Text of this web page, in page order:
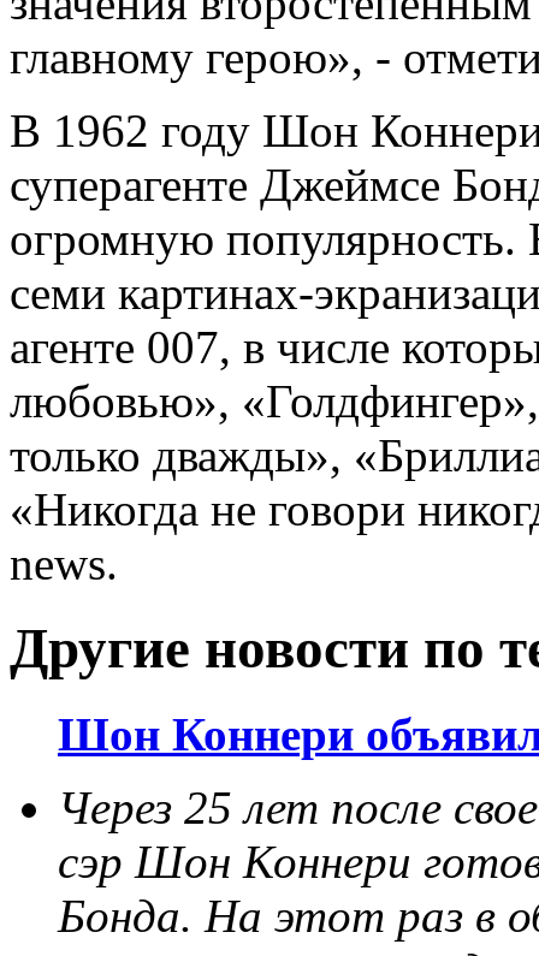
главному герою», -
В 1962 году Шон
суперагенте Джеймсе
огромную популярность.
семи картинах-
агенте 007, в числе
любовью»,
только дважды»,
«Никогда не говори
news.
Другие новости по
Шон Коннери
Через 25 лет после
сэр Шон Коннери
Бонда. На этот раз в